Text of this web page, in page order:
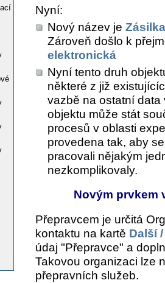
Nyní:
Nový název je
Zároveň došlo k
elektronická
Nyní tento druh
některé z již
vazbě na ostatní
objektu může stát
procesů v oblasti
provedena tak, aby
pracovali nějakým
nezkomplikovaly.
Novým prvkem
Přepravcem je určitá
kontaktu na kartě Další
údaj "Přepravce" a
Takovou organizaci lze
přepravních služeb.